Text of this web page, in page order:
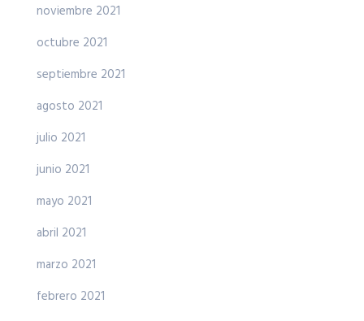
noviembre 2021
octubre 2021
septiembre 2021
agosto 2021
julio 2021
junio 2021
mayo 2021
abril 2021
marzo 2021
febrero 2021